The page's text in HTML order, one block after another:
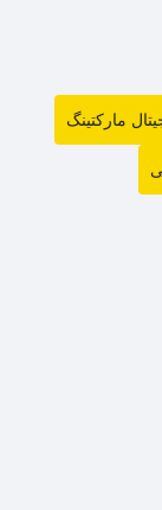
مارکتینگ